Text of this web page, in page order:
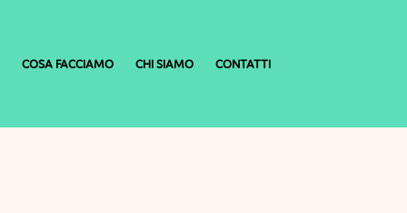
COSA FACCIAMO CHI SIAMO CONTATTI